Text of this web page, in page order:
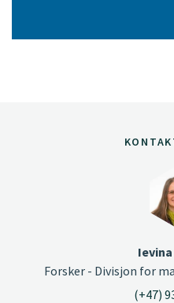
Forsker - Divisjon for
(+47)